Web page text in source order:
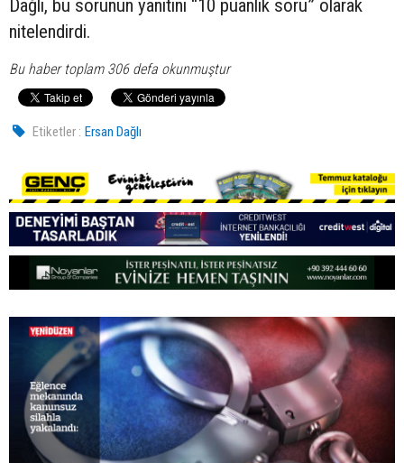
Dağlı, bu sorunun yanıtını “10 puanlık soru” olarak
nitelendirdi.
Bu haber toplam 306 defa okunmuştur
Etiketler : Ersan Dağlı